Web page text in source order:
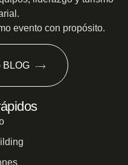
evento con propósito.
BLOG